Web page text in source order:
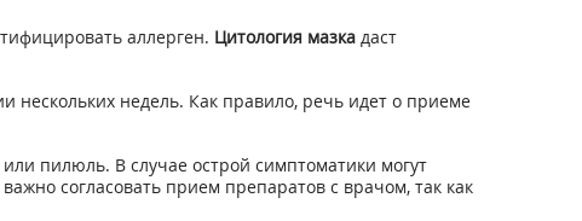
аллерген. Цитология мазкадаст
нескольких недель. Как правило, речь идет о приеме
пилюль. В случае острой симптоматики могут
согласовать прием препаратов с врачом, так как